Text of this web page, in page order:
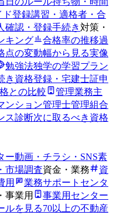
ド登録講習・適格者・合
確認・登録手続き対策・
キング 合格率の推移過
点の変動幅から見る実像
勉強法独学の学習プラン
き 資格登録・宅建士証申
との比較
管理業務主
ンション管理士管理組合
ス診断次に取るべき資格
ー動画・チラシ・SNS素
市場調査資金・業務
資
用
業務サポートセンタ
事業用
事業用センター
ルを見る70以上の不動産